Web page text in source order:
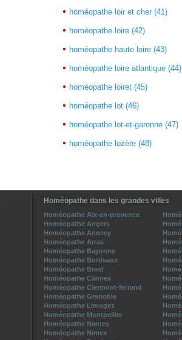
homéopathe loir et cher (41)
homéopathe loire (42)
homéopathe haute loire (43)
homéopathe loire atlantique (44)
homéopathe loiret (45)
homéopathe lot (46)
homéopathe lot-et-garonne (47)
homéopathe lozère (48)
Homéopathe dans les grandes villes
Homéopathe Aix-en-provence
Homéopathe Angers
Homéopathe Annecy
Homéopathe Arras
Homéopathe Bayonne
Homéopathe Bordeaux
Homéopathe Brest
Homéopathe Cannes
Homéopathe Clermont-ferrand
Homéopathe Grenoble
Homéopathe Limoges
Homéopathe Montpellier
Homéopathe Nantes
Homéopathe Nimes